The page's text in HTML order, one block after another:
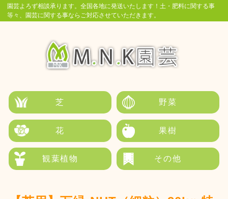
園芸よろず相談承ります。全国各地に発送いたします！土・肥料に関する事
等々、園芸に関する事ならご対応させていただきます。
芝 野菜
花 果樹
観葉植物 その他